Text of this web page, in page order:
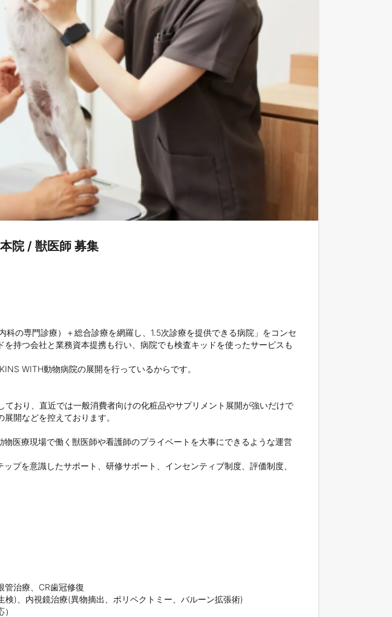
院 / 獣医師 募集
の専門診療）＋総合診療を網羅し、1.5次診療を提供できる病院」をコンセ
持つ会社と業務資本提携も行い、病院でも検査キッドを使ったサービスも
WITH動物病院の展開を行っているからです。
おり、直近では一般消費者向けの化粧品やサプリメント展開が強いだけで
開などを控えております。
医療現場で働く獣医師や看護師のプライベートを大事にできるような運営
プを意識したサポート、研修サポート、インセンティブ制度、評価制度、
管治療、CR歯冠修復
)、内視鏡治療(異物摘出、ポリペクトミー、バルーン拡張術)